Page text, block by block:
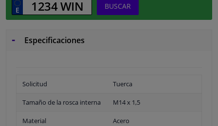
BUSCAR
Especificaciones
Solicitud Tuerca
Tamaño de la rosca interna M14 x 1,5
Material Acero